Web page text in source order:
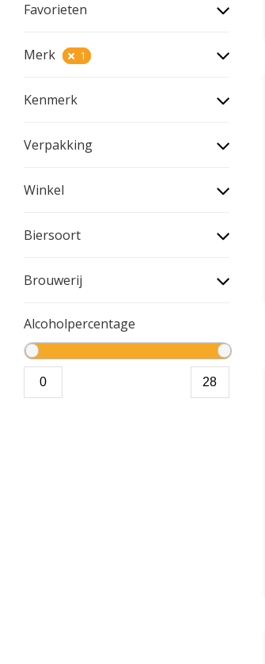
Favorieten
Merk 1
Kenmerk
Verpakking
Winkel
Biersoort
Brouwerij
Alcoholpercentage